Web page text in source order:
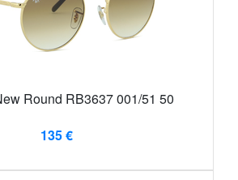
Round RB3637 001/51 50
135 €